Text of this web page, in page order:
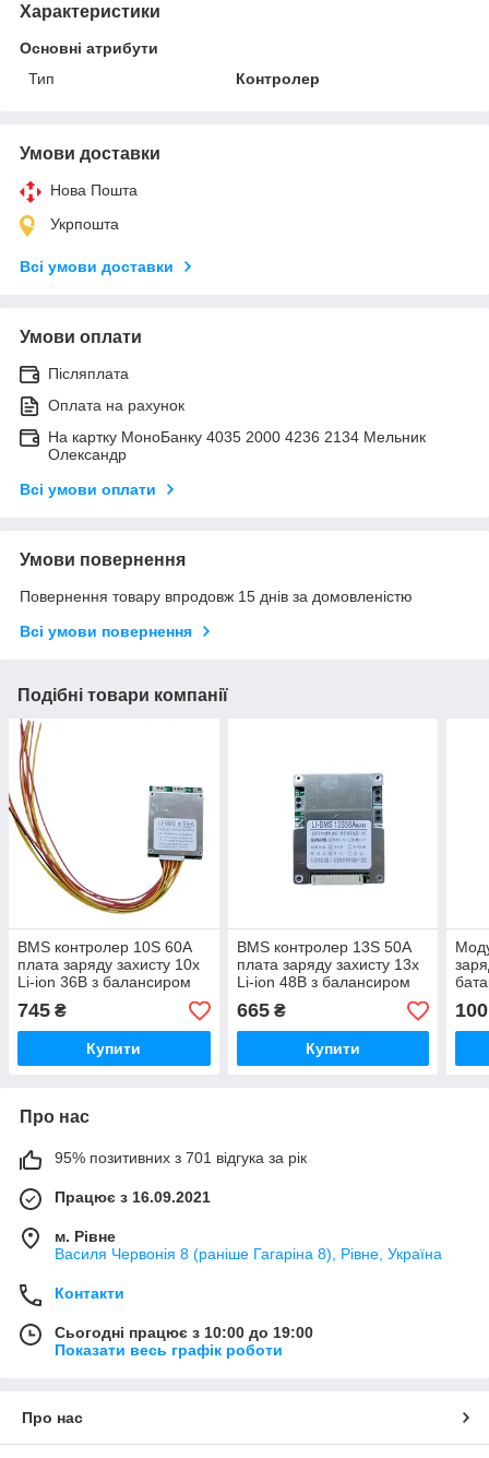
Характеристики
Основні атрибути
Тип
Контролер
Умови доставки
Нова Пошта
Укрпошта
Всі умови доставки
Умови оплати
Післяплата
Оплата на рахунок
На картку МоноБанку 4035 2000 4236 2134 Мельник
Олександр
Всі умови оплати
Умови повернення
Повернення товару впродовж 15 днів за домовленістю
Всі умови повернення
Подібні товари компанії
BMS контролер 10S 60А
плата заряду захисту 10х
Li-ion 36В з балансиром
745 ₴
Купити
BMS контролер 13S 50А
плата заряду захисту 13х
Li-ion 48В з балансиром
665₴
Купити
5В
100
Про нас
95% позитивних з 701 відгука за рік
Працює з 16.09.2021
м. Рівне
Василя Червонія 8 (раніше Гагаріна 8), Рівне, Україна
Контакти
Сьогодні працює з 10:00 до 19:00
Показати весь графік роботи
Про нас